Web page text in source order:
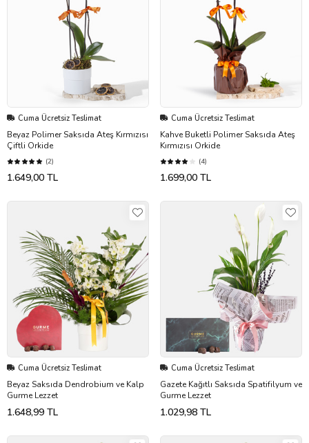
Cuma Ücretsiz Teslimat
Beyaz Polimer Saksıda Ateş Kırmızısı
Çiftli Orkide
(2)
1.649,00 TL
Cuma Ücretsiz Teslimat
Kahve Buketli Polimer Saksıda Ateş
Kırmızısı Orkide
(4)
1.699,00 TL
Cuma Ücretsiz Teslimat
Beyaz Saksıda Dendrobium ve Kalp
Gurme Lezzet
1.648,99 TL
Cuma Ücretsiz Teslimat
Gazete Kağıtlı Saksıda Spatifilyum ve
Gurme Lezzet
1.029,98 TL